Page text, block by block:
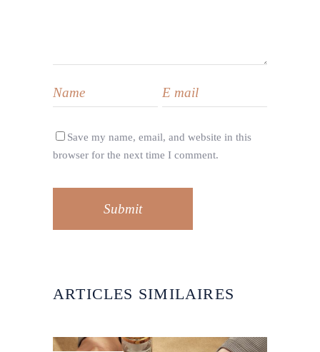
Save my name, email, and website in this
browser for the next time I comment.
Submit
ARTICLES SIMILAIRES